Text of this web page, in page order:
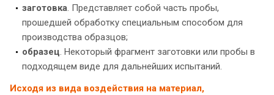
заготовка. Представляет собой часть пробы,
прошедшей обработку специальным способом для
производства образцов;
образец. Некоторый фрагмент заготовки или пробы в
подходящем виде для дальнейших испытаний.
Исходя из вида воздействия на материал,